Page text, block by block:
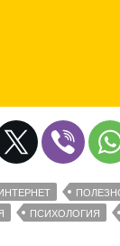
ПСИХОЛОГИЯ